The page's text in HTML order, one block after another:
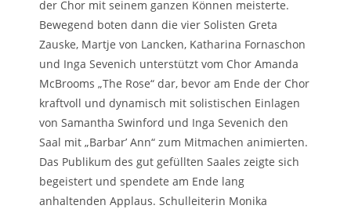
der Chor mit seinem ganzen Können meisterte.
Bewegend boten dann die vier Solisten Greta
Zauske, Martje von Lancken, Katharina Fornaschon
und Inga Sevenich unterstützt vom Chor Amanda
McBrooms „The Rose“ dar, bevor am Ende der Chor
kraftvoll und dynamisch mit solistischen Einlagen
von Samantha Swinford und Inga Sevenich den
Saal mit „Barbar’ Ann“ zum Mitmachen animierten.
Das Publikum des gut gefüllten Saales zeigte sich
begeistert und spendete am Ende lang
anhaltenden Applaus. Schulleiterin Monika